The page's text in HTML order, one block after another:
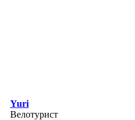
Yuri
Велотурист